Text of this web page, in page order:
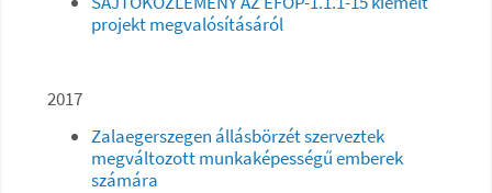
projekt megvalósításáról
2017
Zalaegerszegen állásbörzét szerveztek
megváltozott munkaképességű emberek
számára